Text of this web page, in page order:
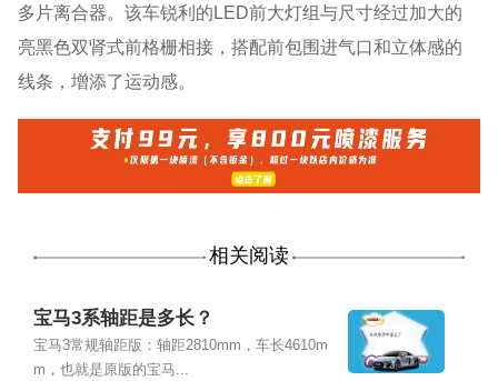
多片离合器。该车锐利的LED前大灯组与尺寸经过加大的
亮黑色双肾式前格栅相接，搭配前包围进气口和立体感的
线条，增添了运动感。
相关阅读
宝马3系轴距是多长？
宝马3常规轴距版：轴距2810mm，车长4610m
m，也就是原版的宝马...